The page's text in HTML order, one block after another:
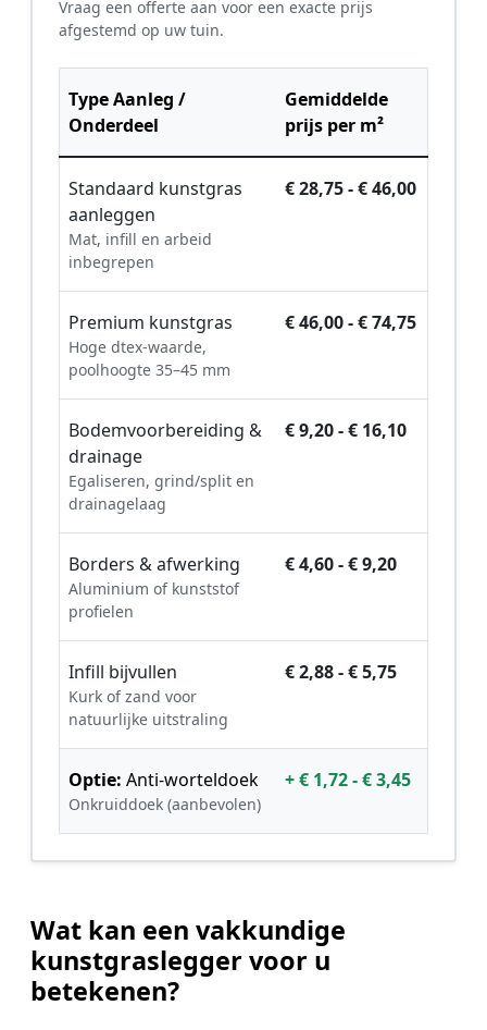
Vraag een offerte aan voor een exacte prijs
afgestemd op uw tuin.
Type Aanleg /
Onderdeel
Gemiddelde
prijs per m²
Standaard kunstgras
aanleggen
Mat, infill en arbeid
inbegrepen
€ 28,75 - € 46,00
Premium kunstgras
Hoge dtex-waarde,
poolhoogte 35–45 mm
€ 46,00 - € 74,75
Bodemvoorbereiding &
drainage
Egaliseren, grind/split en
drainagelaag
€ 9,20 - € 16,10
Borders & afwerking
Aluminium of kunststof
profielen
€ 4,60 - € 9,20
Infill bijvullen
Kurk of zand voor
natuurlijke uitstraling
€ 2,88 - € 5,75
Optie: Anti-worteldoek
Onkruiddoek (aanbevolen)
+ € 1,72 - € 3,45
Wat kan een vakkundige
kunstgraslegger voor u
betekenen?